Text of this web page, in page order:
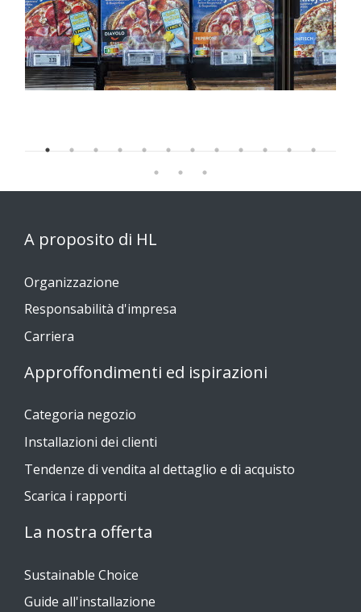
A proposito di HL
Organizzazione
Responsabilità d'impresa
Carriera
Approffondimenti ed ispirazioni
Categoria negozio
Installazioni dei clienti
Tendenze di vendita al dettaglio e di acquisto
Scarica i rapporti
La nostra offerta
Sustainable Choice
Guide all'installazione